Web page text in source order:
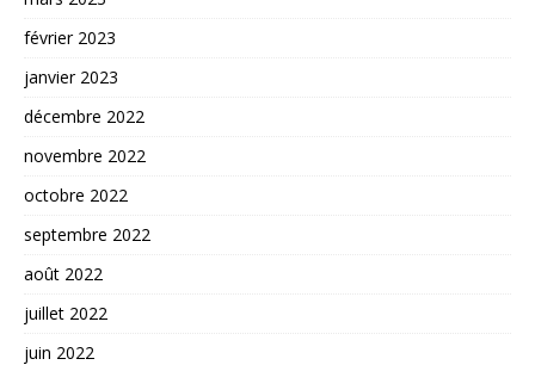
février 2023
janvier 2023
décembre 2022
novembre 2022
octobre 2022
septembre 2022
août 2022
juillet 2022
juin 2022